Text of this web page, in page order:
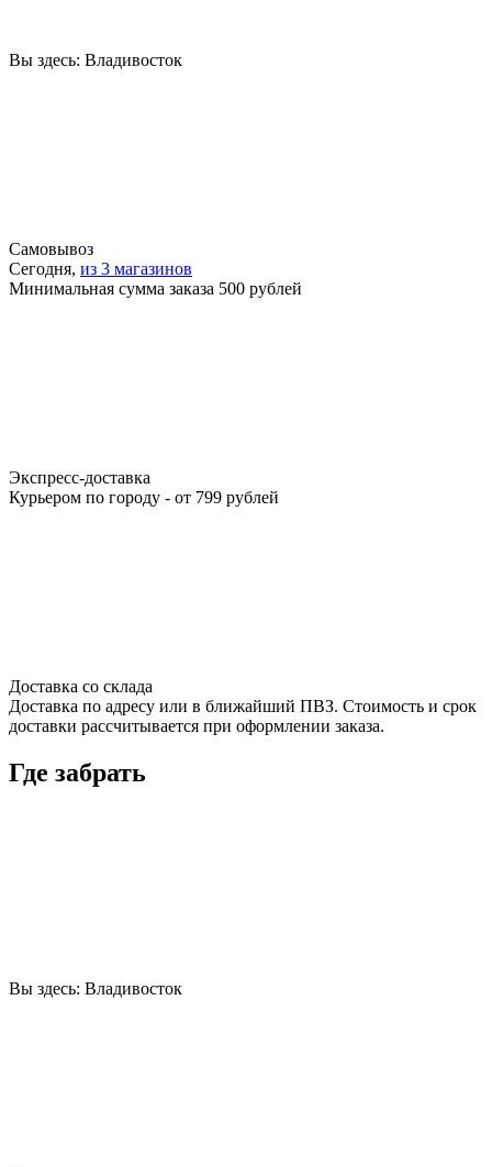
Вы здесь: Владивосток
Самовывоз
Сегодня, из 3 магазинов
Минимальная сумма заказа 500 рублей
Экспресс-доставка
Курьером по городу - от 799 рублей
Доставка со склада
Доставка по адресу или в ближайший ПВЗ. Стоимость и срок
доставки рассчитывается при оформлении заказа.
Где забрать
Вы здесь: Владивосток